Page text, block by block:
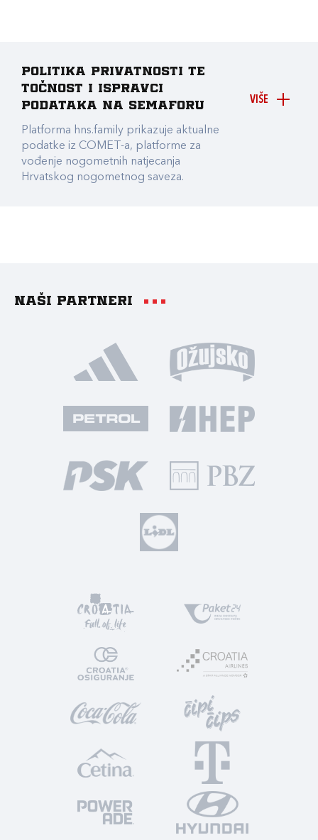
VIŠE
Politika privatnosti te
točnost i ispravci
podataka na Semaforu
Platforma hns.family prikazuje aktualne
podatke iz COMET-a, platforme za
vođenje nogometnih natjecanja
Hrvatskog nogometnog saveza.
Naši partneri